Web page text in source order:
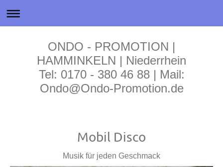
ONDO - PROMOTION |
HAMMINKELN | Niederrhein
Tel: 0170 - 380 46 88 | Mail:
Ondo@Ondo-Promotion.de
Mobil Disco
Musik für jeden Geschmack